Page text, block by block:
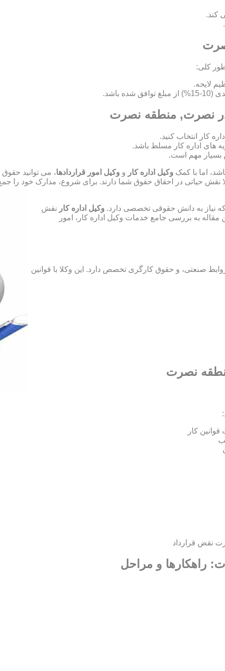
کند.
کلی:
باشد.
در نصرت, منطقه نصرت
های اداره کار مسلط باشد.
بسیار مهم است.
اما با کمک وکیل اداره کار و وکیل امور قراردادها، می توانید
نقش حیاتی در احقاق حقوق شما دارند. برای شروع، مدارک خود را
که نیاز به دانش حقوقی تخصصی دارد. وکیل اداره کار نقش
به بررسی جامع خدمات وکیل اداره کار، امور
صنعتی، و حقوق کارگری تخصص دارد. این وکلا با قوانین
نصرت
کار
نقض قرارداد
راهکارها و مراحل